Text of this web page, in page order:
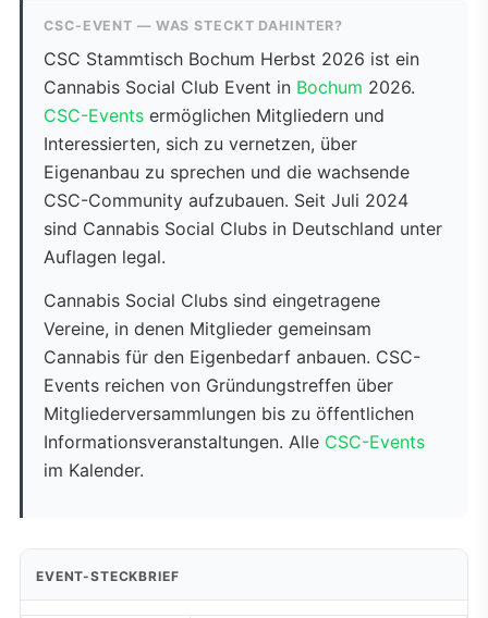
CSC-EVENT — WAS STECKT DAHINTER?
CSC Stammtisch Bochum Herbst 2026 ist ein
Cannabis Social Club Event in Bochum 2026.
CSC-Events ermöglichen Mitgliedern und
Interessierten, sich zu vernetzen, über
Eigenanbau zu sprechen und die wachsende
CSC-Community aufzubauen. Seit Juli 2024
sind Cannabis Social Clubs in Deutschland unter
Auflagen legal.
Cannabis Social Clubs sind eingetragene
Vereine, in denen Mitglieder gemeinsam
Cannabis für den Eigenbedarf anbauen. CSC-
Events reichen von Gründungstreffen über
Mitgliederversammlungen bis zu öffentlichen
Informationsveranstaltungen. Alle CSC-Events
im Kalender.
EVENT-STECKBRIEF